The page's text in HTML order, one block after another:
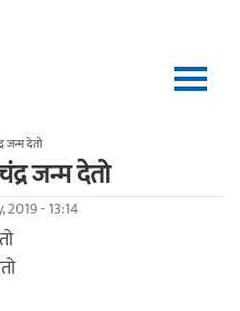
जन्म देतो
जन्म देतो
- 13:14